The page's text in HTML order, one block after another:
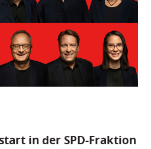
in der SPD-Fraktion